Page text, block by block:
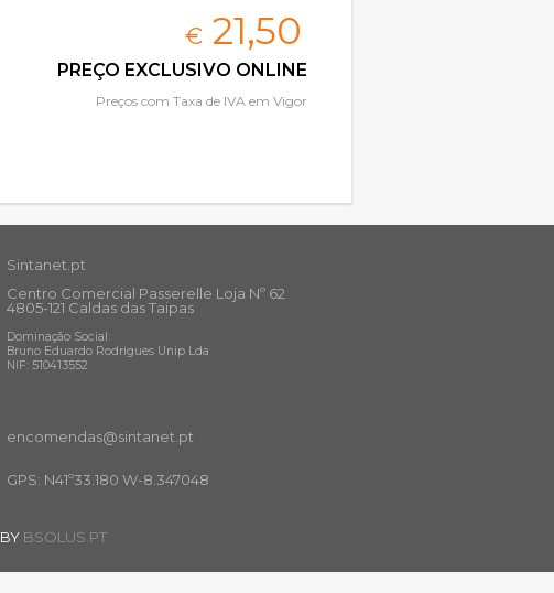
€ 21,50
PREÇO EXCLUSIVO ONLINE
Preços com Taxa de IVA em Vigor
Sintanet.pt
Centro Comercial Passerelle Loja Nº 62
4805-121 Caldas das Taipas
Dominação Social:
Bruno Eduardo Rodrigues Unip Lda
NIF: 510413552
encomendas@sintanet .pt
GPS: N41º33.180 W-8.347048
BSOLUS.PT